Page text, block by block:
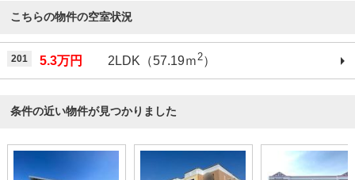
こちらの物件の空室状況
201 5.3万円 2LDK（57.19ｍ2）
条件の近い物件が見つかりました